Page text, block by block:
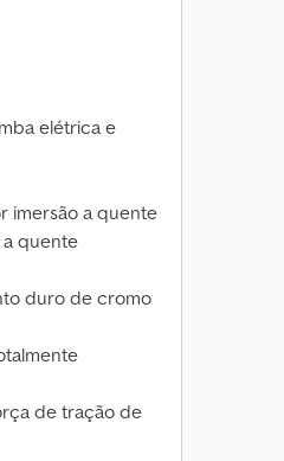
elétrica e
imersão a quente
a quente
duro de cromo
de tração de